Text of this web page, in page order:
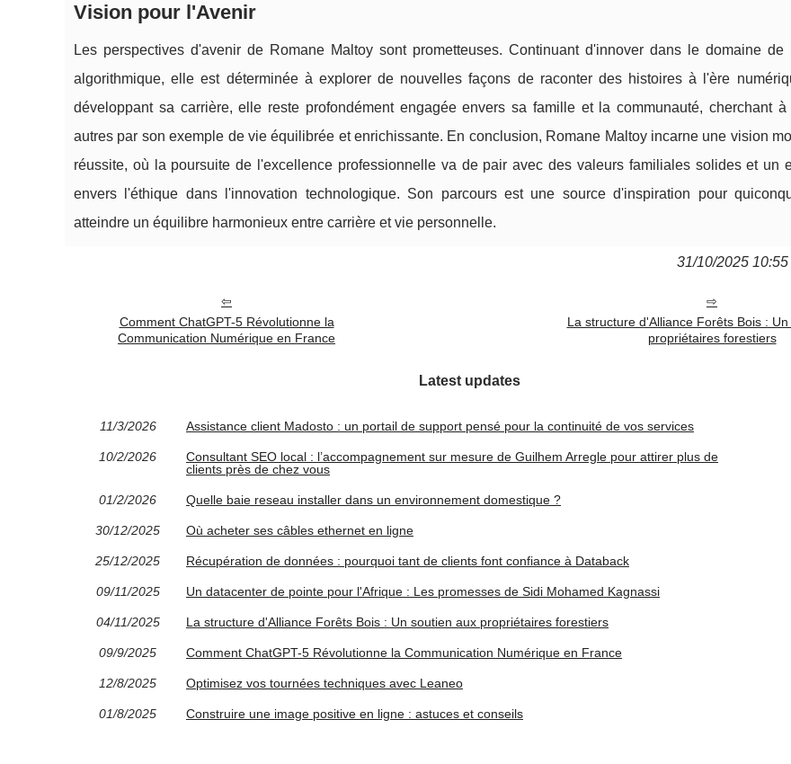
Vision pour l'Avenir
Les perspectives d'avenir de Romane Maltoy sont prometteuses. Continuant d'innover dans le domaine de
algorithmique, elle est déterminée à explorer de nouvelles façons de raconter des histoires à l'ère
développant sa carrière, elle reste profondément engagée envers sa famille et la communauté, cherchant
autres par son exemple de vie équilibrée et enrichissante. En conclusion, Romane Maltoy incarne une vision
réussite, où la poursuite de l'excellence professionnelle va de pair avec des valeurs familiales solides et un
envers l'éthique dans l'innovation technologique. Son parcours est une source d'inspiration pour
atteindre un équilibre harmonieux entre carrière et vie personnelle.
31/10/2025
Comment ChatGPT-5 Révolutionne la
Communication Numérique en France
La structure d'Alliance Forêts Bois :
propriétaires forestiers
Latest updates
11/3/2026 Assistance client Madosto : un portail de support pensé pour la continuité de vos services
10/2/2026
Consultant SEO local : l’accompagnement sur mesure de Guilhem Arregle pour attirer plus de
clients près de chez vous
01/2/2026 Quelle baie reseau installer dans un environnement domestique ?
30/12/2025 Où acheter ses câbles ethernet en ligne
25/12/2025 Récupération de données : pourquoi tant de clients font confiance à Databack
09/11/2025 Un datacenter de pointe pour l'Afrique : Les promesses de Sidi Mohamed Kagnassi
04/11/2025 La structure d'Alliance Forêts Bois : Un soutien aux propriétaires forestiers
09/9/2025 Comment ChatGPT-5 Révolutionne la Communication Numérique en France
12/8/2025 Optimisez vos tournées techniques avec Leaneo
01/8/2025 Construire une image positive en ligne : astuces et conseils